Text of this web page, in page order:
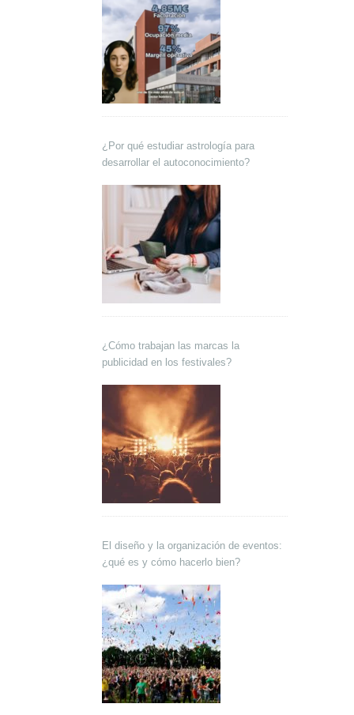
¿Por qué estudiar astrología para
desarrollar el autoconocimiento?
¿Cómo trabajan las marcas la
publicidad en los festivales?
El diseño y la organización de eventos:
¿qué es y cómo hacerlo bien?